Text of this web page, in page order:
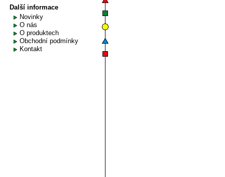
Další informace
Novinky
O nás
O produktech
Obchodní podmínky
Kontakt